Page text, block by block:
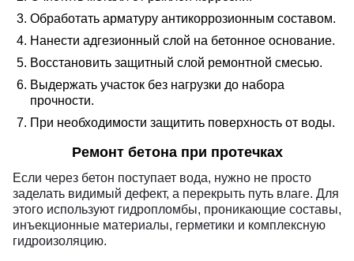
Обработать арматуру антикоррозионным составом.
Нанести адгезионный слой на бетонное основание.
Восстановить защитный слой ремонтной смесью.
Выдержать участок без нагрузки до набора
прочности.
При необходимости защитить поверхность от воды.
Ремонт бетона при протечках
Если через бетон поступает вода, нужно не просто
заделать видимый дефект, а перекрыть путь влаге. Для
этого используют гидропломбы, проникающие составы,
инъекционные материалы, герметики и комплексную
гидроизоляцию.